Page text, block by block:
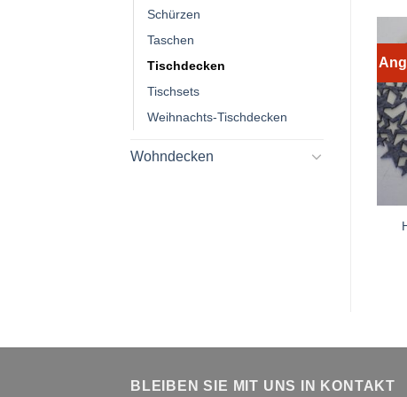
Schürzen
Taschen
Tischdecken
Tischsets
Weihnachts-Tischdecken
Wohndecken
BLEIBEN SIE MIT UNS IN KONTAKT